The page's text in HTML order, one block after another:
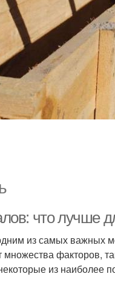
что лучше
из самых важных
факторов,
из наиболее